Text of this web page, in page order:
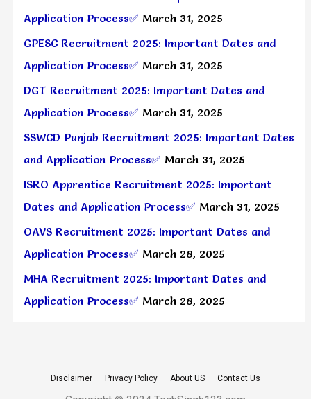
Application Process✅ March 31, 2025
GPESC Recruitment 2025: Important Dates and
Application Process✅ March 31, 2025
DGT Recruitment 2025: Important Dates and
Application Process✅ March 31, 2025
SSWCD Punjab Recruitment 2025: Important Dates
and Application Process✅ March 31, 2025
ISRO Apprentice Recruitment 2025: Important
Dates and Application Process✅ March 31, 2025
OAVS Recruitment 2025: Important Dates and
Application Process✅ March 28, 2025
MHA Recruitment 2025: Important Dates and
Application Process✅ March 28, 2025
Disclaimer Privacy Policy About US Contact Us